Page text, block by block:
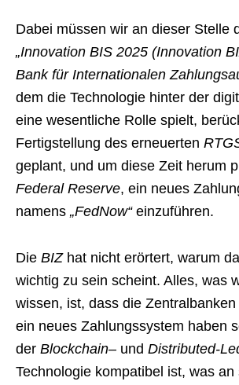
Dabei müssen wir an dieser Stelle
„Innovation BIS 2025 (Innovation
Bank für Internationalen
dem die Technologie hinter der
eine wesentliche Rolle spielt,
Fertigstellung des erneuerten
geplant, und um diese Zeit herum
Federal Reserve, ein neues
namens „FedNow“einzuführen.
Die BIZhat nicht erörtert, warum
wichtig zu sein scheint. Alles, was
wissen, ist, dass die
ein neues Zahlungssystem haben
der Blockchain– und Distributed-
Technologie kompatibel ist, was